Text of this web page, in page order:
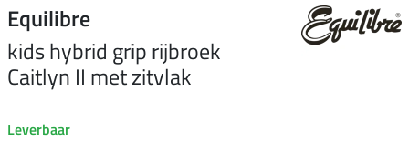
Equilibre
kids hybrid grip rijbroek
Caitlyn II met zitvlak
Leverbaar